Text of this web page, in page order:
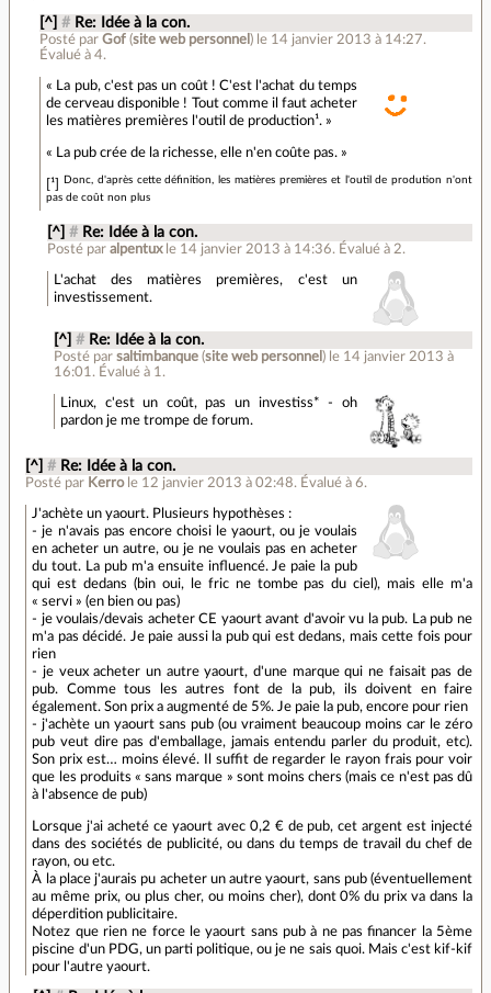
[^] # Re: Idée à la con.
Posté parGof (site web personnel ) le 14 janvier 2013 à 14:27.
Évalué à4.
« La pub, c'est pas un coût ! C'est l'achat du temps
de cerveau disponible ! Tout comme il faut acheter
les matières premières l'outil de production¹. »
« La pub crée de la richesse, elle n'en coûte pas. »
[¹]
Donc, d'après cette définition, les matières premières et l'outil de prodution n'ont
pas de coût non plus
[^] # Re: Idée à la con.
Posté par alpentux le 14 janvier 2013 à 14:36. Évalué à 2.
L'achat des matières premières, c'est un
investissement.
[^] # Re: Idée à la con.
Posté par saltimbanque(site web personnel ) le 14 janvier 2013 à
16:01 . Évalué à 1 .
Linux, c'est un coût, pas un investiss* - oh
pardon je me trompe de forum.
[^] # Re: Idée à la con.
Posté par Kerro le 12 janvier 2013 à 02:48. Évalué à6.
J'achète un yaourt. Plusieurs hypothèses :
- je n'avais pas encore choisi le yaourt, ou je voulais
en acheter un autre, ou je ne voulais pas en acheter
du tout. La pub m'a ensuite influencé. Je paie la pub
qui est dedans (bin oui, le fric ne tombe pas du ciel), mais elle m'a
« servi » (en bien ou pas)
- je voulais/devais acheter CE yaourt avant d'avoir vu la pub. La pub ne
m'a pas décidé. Je paie aussi la pub qui est dedans, mais cette fois pour
rien
- je veux acheter un autre yaourt, d'une marque qui ne faisait pas de
pub. Comme tous les autres font de la pub, ils doivent en faire
également. Son prix a augmenté de 5%. Je paie la pub, encore pour rien
- j'achète un yaourt sans pub (ou vraiment beaucoup moins car le zéro
pub veut dire pas d'emballage, jamais entendu parler du produit, etc).
Son prix est… moins élevé. Il suffit de regarder le rayon frais pour voir
que les produits « sans marque » sont moins chers (mais ce n'est pas dû
à l'absence de pub)
Lorsque j'ai acheté ce yaourt avec 0,2 € de pub, cet argent est injecté
dans des sociétés de publicité, ou dans du temps de travail du chef de
rayon, ou etc.
À la place j'aurais pu acheter un autre yaourt, sans pub (éventuellement
au même prix, ou plus cher, ou moins cher), dont 0% du prix va dans la
déperdition publicitaire.
Notez que rien ne force le yaourt sans pub à ne pas financer la 5ème
piscine d'un PDG, un parti politique, ou je ne sais quoi. Mais c'est kif-kif
pour l'autre yaourt.